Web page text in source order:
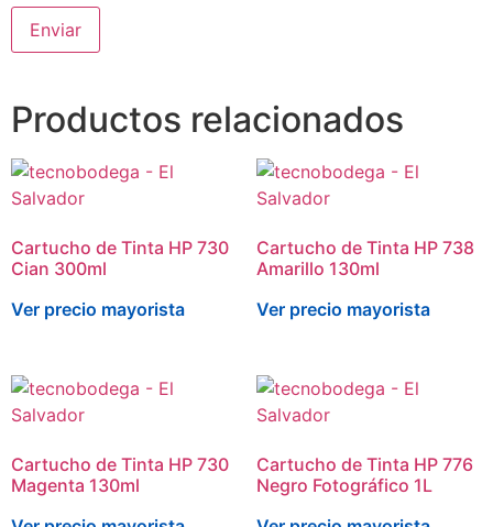
Productos relacionados
Cartucho de Tinta HP 730
Cian 300ml
Ver precio mayorista
Cartucho de Tinta HP 738
Amarillo 130ml
Ver precio mayorista
Cartucho de Tinta HP 730
Magenta 130ml
Cartucho de Tinta HP 776
Negro Fotográfico 1L